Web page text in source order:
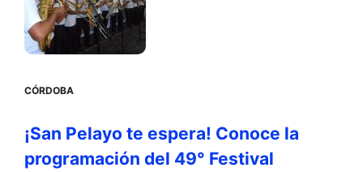
CÓRDOBA
¡San Pelayo te espera! Conoce la
programación del 49° Festival